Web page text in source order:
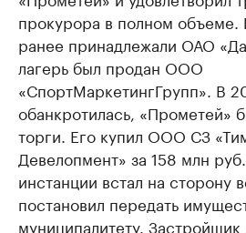
прокурора в полном объеме.
ранее принадлежали ОАО
лагерь был продан ООО
«СпортМаркетингГрупп». В
обанкротилась, «Прометей»
торги. Его купил ООО СЗ
Девелопмент» за 158 млн
инстанции встал на сторону
постановил передать
муниципалитету. Застройщик